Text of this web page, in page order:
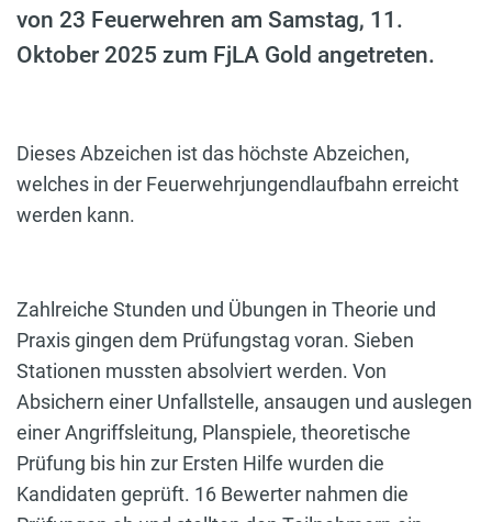
von 23 Feuerwehren am Samstag, 11.
Oktober 2025 zum FjLA Gold angetreten.
Dieses Abzeichen ist das höchste Abzeichen,
welches in der Feuerwehrjungendlaufbahn erreicht
werden kann.
Zahlreiche Stunden und Übungen in Theorie und
Praxis gingen dem Prüfungstag voran. Sieben
Stationen mussten absolviert werden. Von
Absichern einer Unfallstelle, ansaugen und auslegen
einer Angriffsleitung, Planspiele, theoretische
Prüfung bis hin zur Ersten Hilfe wurden die
Kandidaten geprüft. 16 Bewerter nahmen die